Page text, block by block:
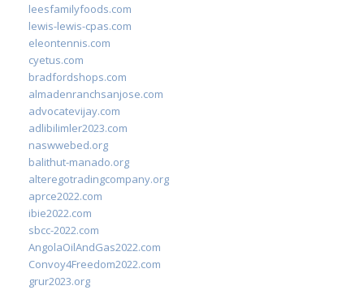
leesfamilyfoods.com
lewis-lewis-cpas.com
eleontennis.com
cyetus.com
bradfordshops.com
almadenranchsanjose.com
advocatevijay.com
adlibilimler2023.com
naswwebed.org
balithut-manado.org
alteregotradingcompany.org
aprce2022.com
ibie2022.com
sbcc-2022.com
AngolaOilAndGas2022.com
Convoy4Freedom2022.com
grur2023.org